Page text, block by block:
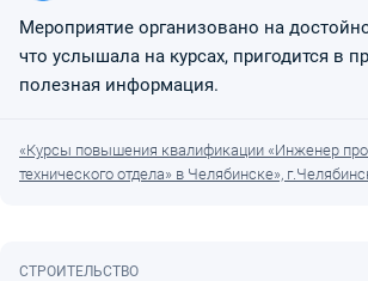
Мероприятие организовано на
что услышала на курсах, пригодится в
полезная информация.
«Курсы повышения квалификации «Инженер
технического отдела» в Челябинске»,
СТРОИТЕЛЬСТВО